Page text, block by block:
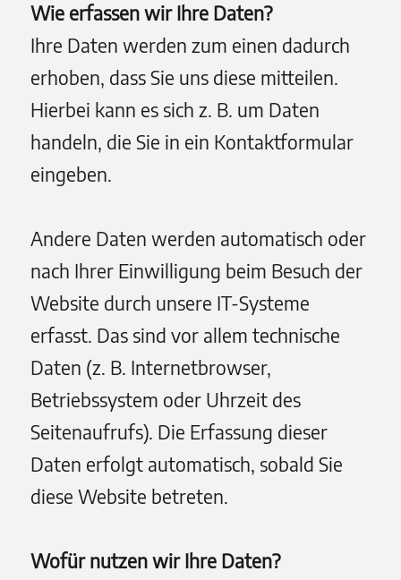
Wie erfassen wir Ihre Daten?
Ihre Daten werden zum einen dadurch
erhoben, dass Sie uns diese mitteilen.
Hierbei kann es sich z. B. um Daten
handeln, die Sie in ein Kontaktformular
eingeben.
Andere Daten werden automatisch oder
nach Ihrer Einwilligung beim Besuch der
Website durch unsere IT-Systeme
erfasst. Das sind vor allem technische
Daten (z. B. Internetbrowser,
Betriebssystem oder Uhrzeit des
Seitenaufrufs). Die Erfassung dieser
Daten erfolgt automatisch, sobald Sie
diese Website betreten.
Wofür nutzen wir Ihre Daten?